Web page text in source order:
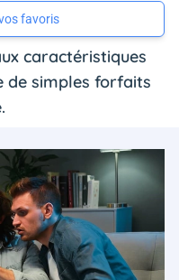
favoris
caractéristiques
de simples forfaits